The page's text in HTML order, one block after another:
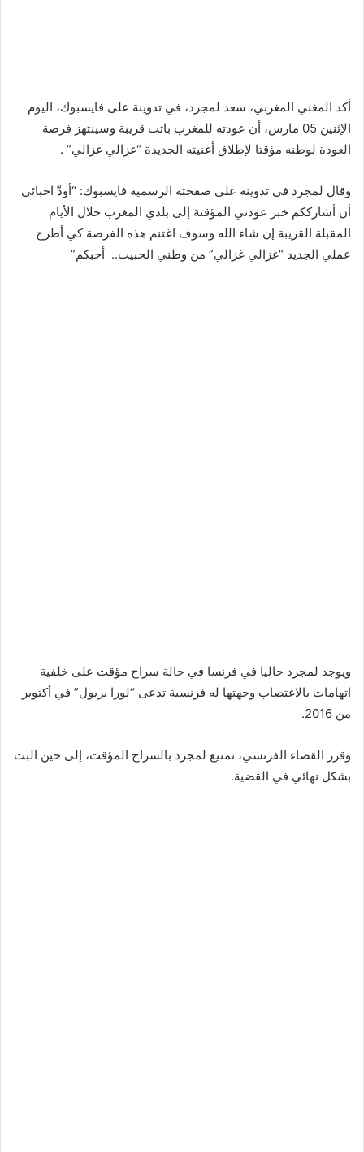
أكد المغني المغربي، سعد لمجرد، في تدوينة على فايسبوك، اليوم
الإثنين 05 مارس، أن عودته للمغرب باتت قريبة وسينتهز فرصة
العودة لوطنه مؤقتا لإطلاق أغنيته الجديدة “غزالي غزالي” .
وقال لمجرد في تدوينة على صفحته الرسمية فايسبوك: “أودّ احبائي
أن أشارككم خبر عودتي المؤقتة إلى بلدي المغرب خلال الأيام
المقبلة القريبة إن شاء الله وسوف اغتنم هذه الفرصة كي أطرح
عملي الجديد “غزالي غزالي” من وطني الحبيب.. أحبكم”
ويوجد لمجرد حاليا في فرنسا في حالة سراح مؤقت على خلفية
اتهامات بالاغتصاب وجهتها له فرنسية تدعى “لورا بريول” في أكتوبر
من 2016.
وقرر القضاء الفرنسي، تمتيع لمجرد بالسراح المؤقت، إلى حين البث
بشكل نهائي في القضية.